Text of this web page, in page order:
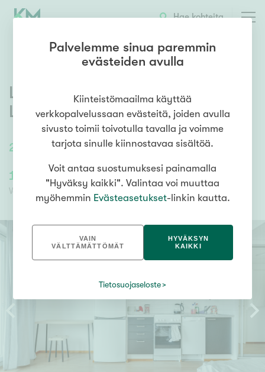
Hae kohteita
25 25m² 1h, kt, kph, ransk.p
Lielahdenkatu 45,
Lentävänniemi,Tampere
127 000,00 €
Velaton hinta
54 826,84 €
Palvelemme sinua paremmin
evästeiden avulla
Kiinteistömaailma käyttää
verkkopalvelussaan evästeitä, joiden avulla
sivusto toimii toivotulla tavalla ja voimme
tarjota sinulle kiinnostavaa sisältöä.
Voit antaa suostumuksesi painamalla
"Hyväksy kaikki". Valintaa voi muuttaa
myöhemmin Evästeasetukset-linkin kautta.
VAIN
VÄLTTÄMÄTTÖMÄT
HYVÄKSYN
KAIKKI
Tietosuojaseloste